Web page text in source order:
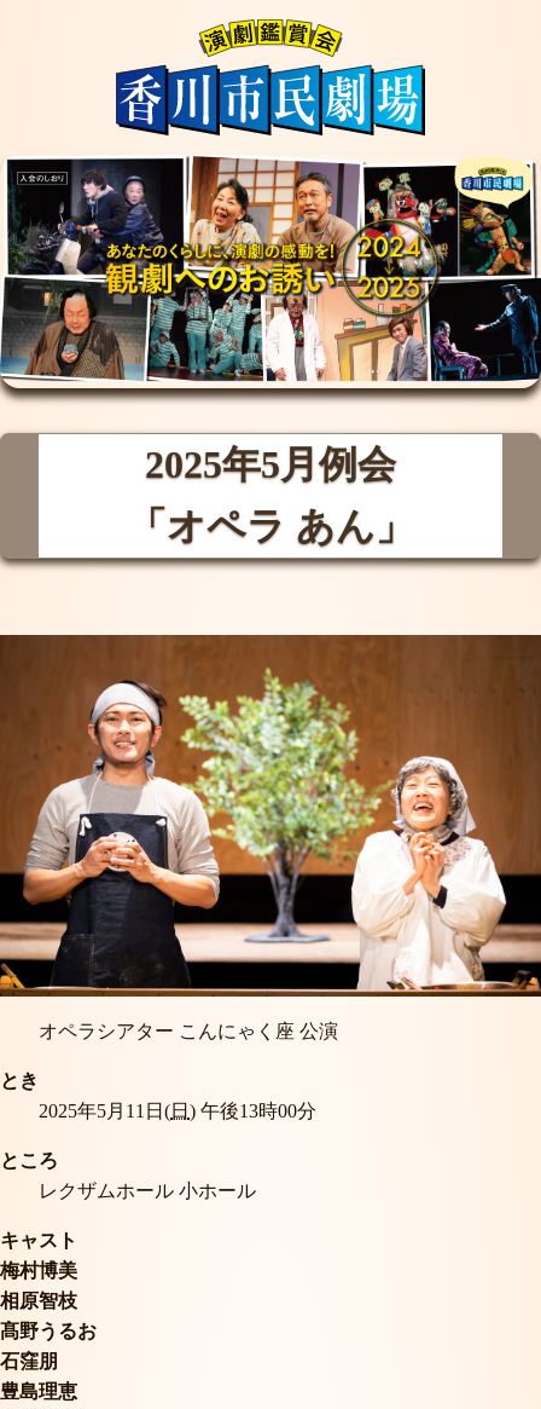
2025年5月例会
「オペラ あん」
オペラシアター こんにゃく座 公演
とき
2025年5月11日(日 ) 午後13時00分
ところ
レクザムホール 小ホール
キャスト
梅村博美
相原智枝
髙野うるお
石窪朋
豊島理恵